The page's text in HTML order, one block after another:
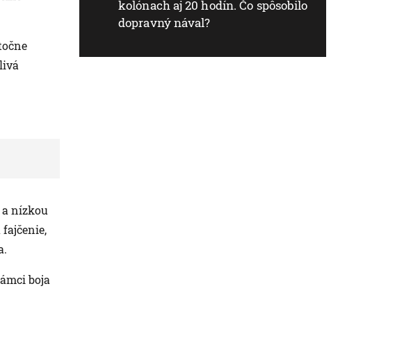
nízkou
boja
kolónach aj 20 hodín. Čo spôsobilo
dopravný nával?